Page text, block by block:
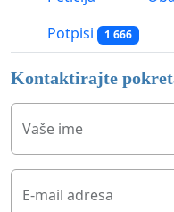
Potpisi 1 666
Kontaktirajte
Vaše ime
E-mail adresa